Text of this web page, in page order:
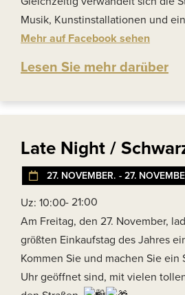
Musik, Kunstinstallationen und
Mehr auf Facebook sehen
Lesen Sie mehr darüber
Late Night /
27. NOVEMBER. - 27.
Uz: 10:00- 21:00
Am Freitag, den 27. November,
größten Einkaufstag des Jahres
Kommen Sie und machen Sie
Uhr geöffnet sind, mit vielen